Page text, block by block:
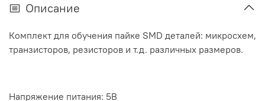
Описание
Комплект для обучения пайке SMD деталей: микросхем,
транзисторов, резисторов и т.д. различных размеров.
Напряжение питания: 5В